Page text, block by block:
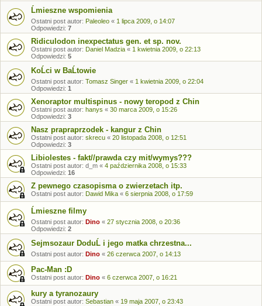
Ĺmieszne wspomienia
Ostatni post autor: Paleoleo « 1 lipca 2009, o 14:07
Odpowiedzi: 7
Ridiculodon inexpectatus gen. et sp. nov.
Ostatni post autor: Daniel Madzia « 1 kwietnia 2009, o 22:13
Odpowiedzi: 5
KoĹci w BaĹtowie
Ostatni post autor: Tomasz Singer « 1 kwietnia 2009, o 22:04
Odpowiedzi: 1
Xenoraptor multispinus - nowy teropod z Chin
Ostatni post autor: hanys « 30 marca 2009, o 15:26
Odpowiedzi: 3
Nasz prapraprzodek - kangur z Chin
Ostatni post autor: skrecu « 20 listopada 2008, o 12:51
Odpowiedzi: 3
Libiolestes - fakt//prawda czy mit/wymys???
Ostatni post autor: d_m « 4 października 2008, o 15:33
Odpowiedzi: 16
Z pewnego czasopisma o zwierzetach itp.
Ostatni post autor: Dawid Mika « 6 sierpnia 2008, o 17:59
Ĺmieszne filmy
Ostatni post autor: Dino « 27 stycznia 2008, o 20:36
Odpowiedzi: 2
Sejmsozaur DoduĹ i jego matka chrzestna...
Ostatni post autor: Dino « 26 czerwca 2007, o 14:13
Pac-Man :D
Ostatni post autor: Dino « 6 czerwca 2007, o 16:21
kury a tyranozaury
Ostatni post autor: Sebastian « 19 maja 2007, o 23:43